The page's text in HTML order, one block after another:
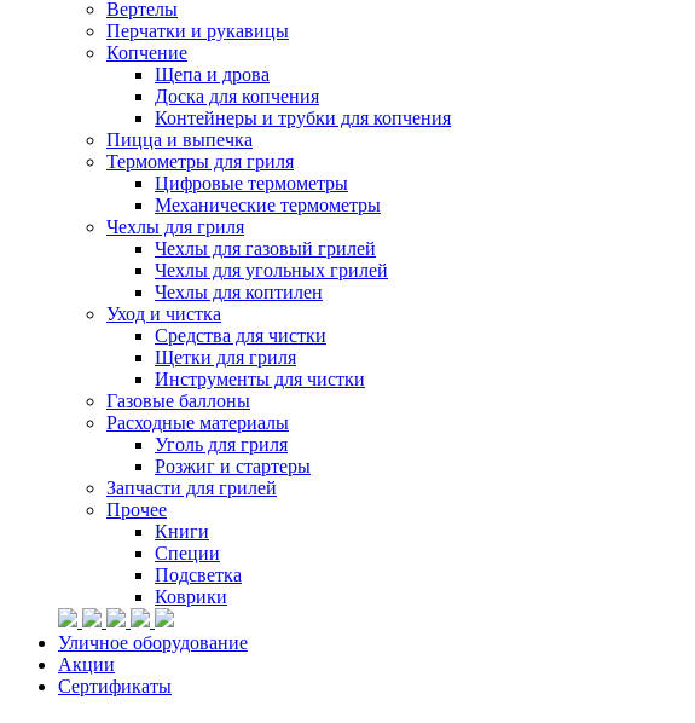
Вертелы
Перчатки и рукавицы
Копчение
Щепа и дрова
Доска для копчения
Контейнеры и трубки для копчения
Пицца и выпечка
Термометры для гриля
Цифровые термометры
Механические термометры
Чехлы для гриля
Чехлы для газовый грилей
Чехлы для угольных грилей
Чехлы для коптилен
Уход и чистка
Средства для чистки
Щетки для гриля
Инструменты для чистки
Газовые баллоны
Расходные материалы
Уголь для гриля
Розжиг и стартеры
Запчасти для грилей
Прочее
Книги
Специи
Подсветка
Коврики
Уличное оборудование
Акции
Сертификаты